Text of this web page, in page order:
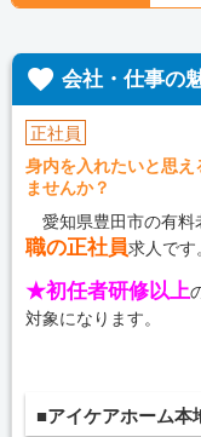
 会社・仕事の
正社員
身内を入れたいと思
ませんか？
愛知県豊田市の有料
職の正社員求人です
★初任者研修以上
対象になります。
■アイケアホーム本